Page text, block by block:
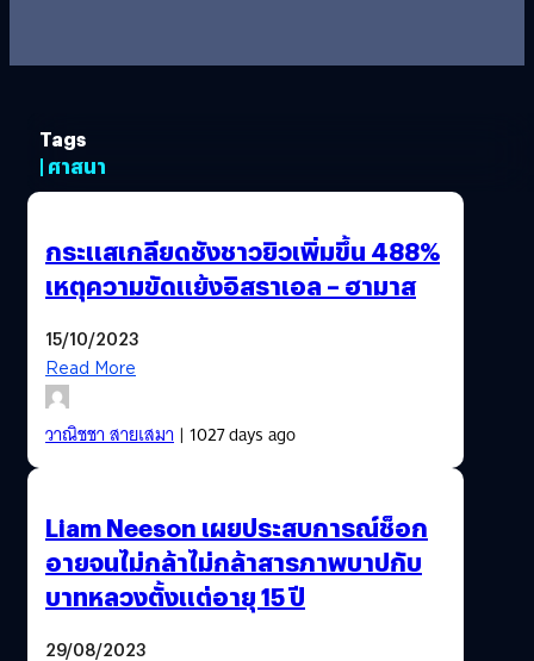
Tags
| ศาสนา
กระเเสเกลียดชังชาวยิวเพิ่มขึ้น 488%
เหตุความขัดแย้งอิสราเอล – ฮามาส
15/10/2023
Read More
วาณิชชา สายเสมา| 1027 days ago
Liam Neeson เผยประสบการณ์ช็อก
อายจนไม่กล้าไม่กล้าสารภาพบาปกับ
บาทหลวงตั้งแต่อายุ 15 ปี
29/08/2023